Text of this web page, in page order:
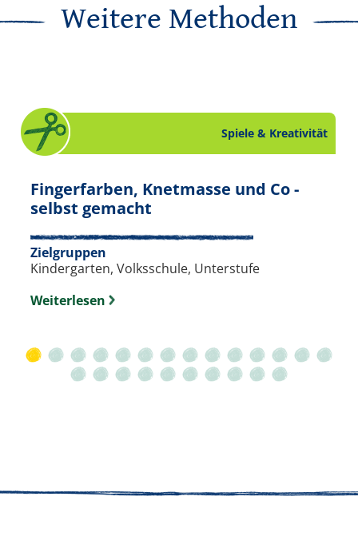
Weitere Methoden
Slide 23 von 24.
Spiele & Kreativität
Fingerfarben, Knetmasse und Co -
selbst gemacht
Zielgruppen
Kindergarten, Volksschule, Unterstufe
Weiterlesen